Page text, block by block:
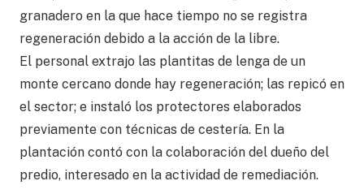
granadero en la que hace tiempo no se registra
regeneración debido a la acción de la libre.
El personal extrajo las plantitas de lenga de un
monte cercano donde hay regeneración; las repicó en
el sector; e instaló los protectores elaborados
previamente con técnicas de cestería. En la
plantación contó con la colaboración del dueño del
predio, interesado en la actividad de remediación.